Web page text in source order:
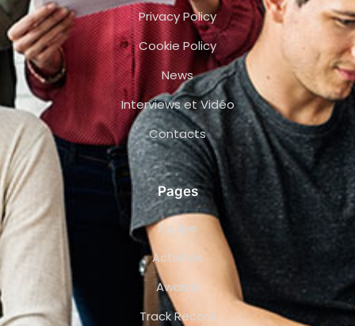
Privacy Policy
Cookie Policy
News
Interviews et Vidéo
Contacts
Pages
Équipe
Activités
Awards
Track Record